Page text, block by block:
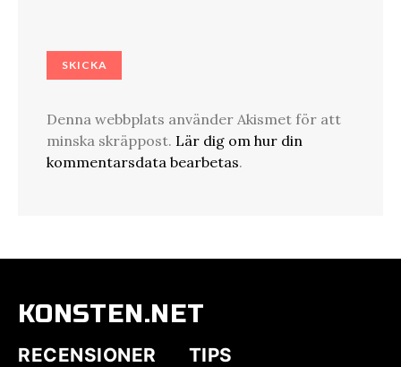
Denna webbplats använder Akismet för att
minska skräppost. Lär dig om hur din
kommentarsdata bearbetas.
KONSTEN.NET
RECENSIONER TIPS